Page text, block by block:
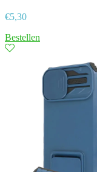
€5,30
Bestellen